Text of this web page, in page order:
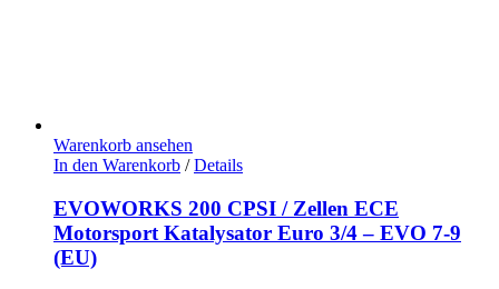
Warenkorb ansehen
In den Warenkorb / Details
EVOWORKS 200 CPSI / Zellen ECE
Motorsport Katalysator Euro 3/4 – EVO 7-9
(EU)